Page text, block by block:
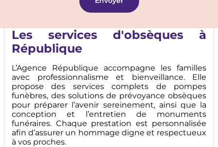
Les services d'obsèques à
République
L’Agence République accompagne les familles
avec professionnalisme et bienveillance. Elle
propose des services complets de pompes
funèbres, des solutions de prévoyance obsèques
pour préparer l’avenir sereinement, ainsi que la
conception et l’entretien de monuments
funéraires. Chaque prestation est personnalisée
afin d’assurer un hommage digne et respectueux
à vos proches.